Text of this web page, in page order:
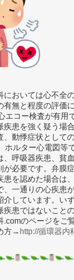
においては心不全
有無と程度の評価
エコー検査が有用
疾患を強く疑う場
、動悸症状として
ホルター心電図等
、呼吸器疾患、貧
が必要です。弁膜
患を認めた場合は
、一通りの心疾患
介しています。い
患ではないこと
のページをご
方→ http://循環器内